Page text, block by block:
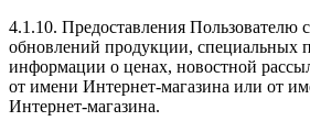
4.1.10. Предоставления Пользователю с
обновлений продукции, специальных
информации о ценах, новостной
от имени Интернет-магазина или от
Интернет-магазина.